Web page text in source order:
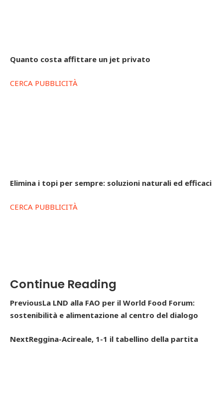
Quanto costa affittare un jet privato
CERCA PUBBLICITÀ
Elimina i topi per sempre: soluzioni naturali ed efficaci
CERCA PUBBLICITÀ
Continue Reading
PreviousLa LND alla FAO per il World Food Forum:
sostenibilità e alimentazione al centro del dialogo
NextReggina-Acireale, 1-1 il tabellino della partita